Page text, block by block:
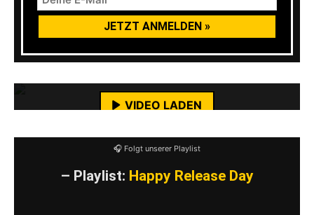
Datenschutzerklärung von YouTube.
VIDEO LADEN
YouTube-Inhalte immer entsperren
🎧 Folgt unserer Playlist
– Playlist: Happy Release Day